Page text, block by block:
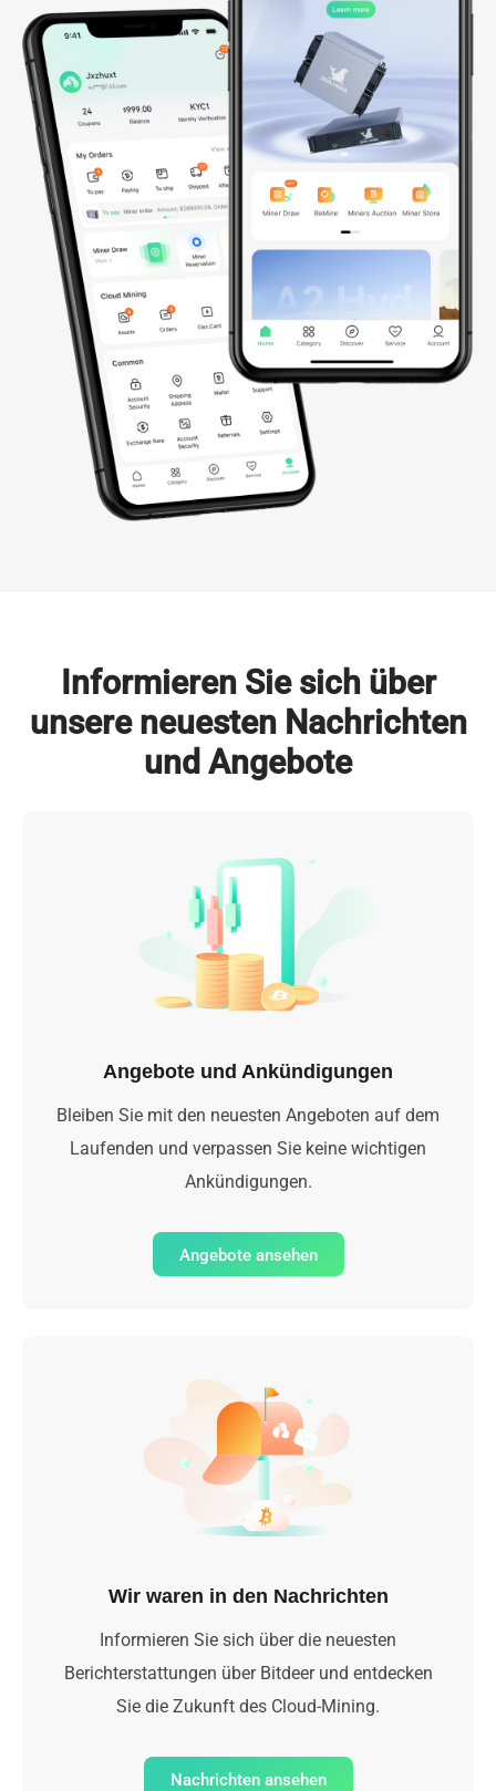
Seit 2023 bauen wir eine globale KI-Infrastruktur in Südostasien
auf und planen bis 2026 eine aktive Expansion in die USA und
nach Norwegen. Unsere vollständig integrierte KI-Cloud, betrieben
von Tausenden NVIDIA-GPUs – darunter GB200 NVL72, B200
und bald GB300 NVL72 sowie B300 – bietet sichere, skalierbare
und energieeffiziente Rechenleistung für anspruchsvolle KI- und
ML-Workloads. Sie ermöglicht nahtloses Modelltraining, effiziente
Bereitstellung und intelligente Skalierung weltweit.
GPUs
Bereitgestellte NVIDIA-GPUs
(bis 2026)
0 MW
Gesamtkapazität
Mehr erfahren
Informieren Sie sich über
unsere neuesten Nachrichten
und Angebote
Angebote und Ankündigungen
Bleiben Sie mit den neuesten Angeboten auf dem
Laufenden und verpassen Sie keine wichtigen
Ankündigungen.
Angebote ansehen
Wir waren in den Nachrichten
Informieren Sie sich über die neuesten
Berichterstattungen über Bitdeer und entdecken
Sie die Zukunft des Cloud-Mining.
Nachrichten ansehen